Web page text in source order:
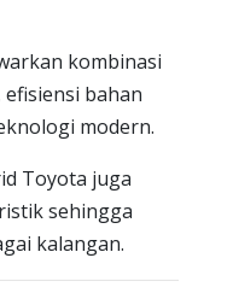
kombinasi
bahan
modern.
Toyota juga
sehingga
kalangan.